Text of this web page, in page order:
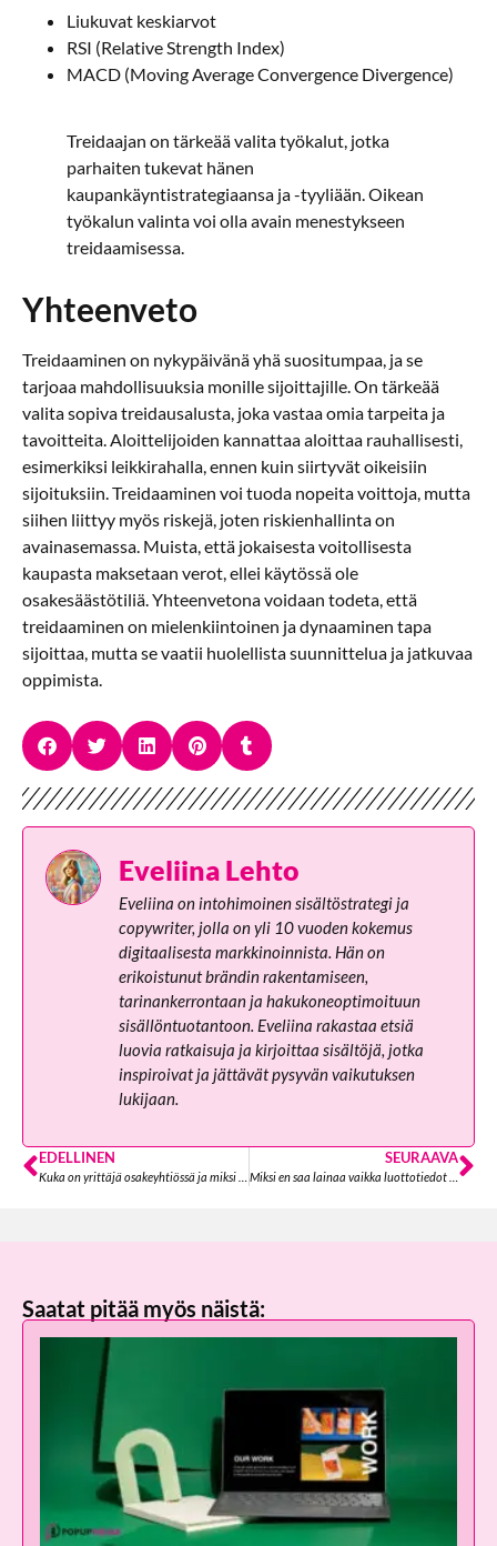
Liukuvat keskiarvot
RSI (Relative Strength Index)
MACD (Moving Average Convergence Divergence)
Treidaajan on tärkeää valita työkalut, jotka
parhaiten tukevat hänen
kaupankäyntistrategiaansa ja -tyyliään. Oikean
työkalun valinta voi olla avain menestykseen
treidaamisessa.
Yhteenveto
Treidaaminen on nykypäivänä yhä suositumpaa, ja se
tarjoaa mahdollisuuksia monille sijoittajille. On tärkeää
valita sopiva treidausalusta, joka vastaa omia tarpeita ja
tavoitteita. Aloittelijoiden kannattaa aloittaa rauhallisesti,
esimerkiksi leikkirahalla, ennen kuin siirtyvät oikeisiin
sijoituksiin. Treidaaminen voi tuoda nopeita voittoja, mutta
siihen liittyy myös riskejä, joten riskienhallinta on
avainasemassa. Muista, että jokaisesta voitollisesta
kaupasta maksetaan verot, ellei käytössä ole
osakesäästötiliä. Yhteenvetona voidaan todeta, että
treidaaminen on mielenkiintoinen ja dynaaminen tapa
sijoittaa, mutta se vaatii huolellista suunnittelua ja jatkuvaa
oppimista.
Eveliina Lehto
Eveliina on intohimoinen sisältöstrategi ja
copywriter, jolla on yli 10 vuoden kokemus
digitaalisesta markkinoinnista. Hän on
erikoistunut brändin rakentamiseen,
tarinankerrontaan ja hakukoneoptimoituun
sisällöntuotantoon. Eveliina rakastaa etsiä
luovia ratkaisuja ja kirjoittaa sisältöjä, jotka
inspiroivat ja jättävät pysyvän vaikutuksen
lukijaan.
EDELLINEN SEURAAVA
Saatat pitää myös näistä: